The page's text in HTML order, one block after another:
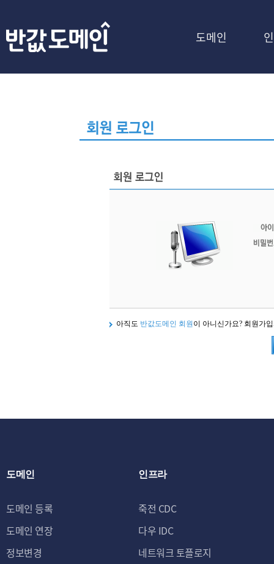
도메인
아직도 반값도메인 회원 이 아니신가요? 회원가
도메인
도메인 등록
도메인 연장
정보변경
인프라
죽전 CDC
다우 IDC
네트워크 토플로지